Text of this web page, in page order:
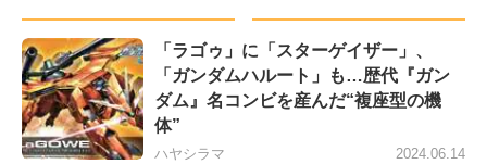
「ラゴゥ」に「スターゲイザー」、
「ガンダムハルート」も…歴代『ガン
ダム』名コンビを産んだ“複座型の機
体”
ハヤシラマ
2024.06.14